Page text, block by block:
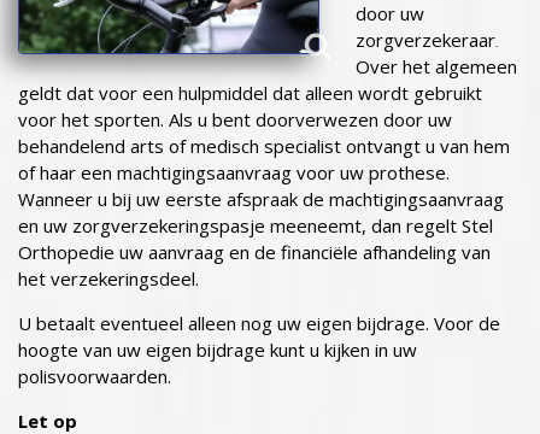
door uw
zorgverzekeraar.
Over het algemeen
geldt dat voor een hulpmiddel dat alleen wordt gebruikt
voor het sporten. Als u bent doorverwezen door uw
behandelend arts of medisch specialist ontvangt u van hem
of haar een machtigingsaanvraag voor uw prothese.
Wanneer u bij uw eerste afspraak de machtigingsaanvraag
en uw zorgverzekeringspasje meeneemt, dan regelt Stel
Orthopedie uw aanvraag en de financiële afhandeling van
het verzekeringsdeel.
U betaalt eventueel alleen nog uw eigen bijdrage. Voor de
hoogte van uw eigen bijdrage kunt u kijken in uw
polisvoorwaarden.
Let op